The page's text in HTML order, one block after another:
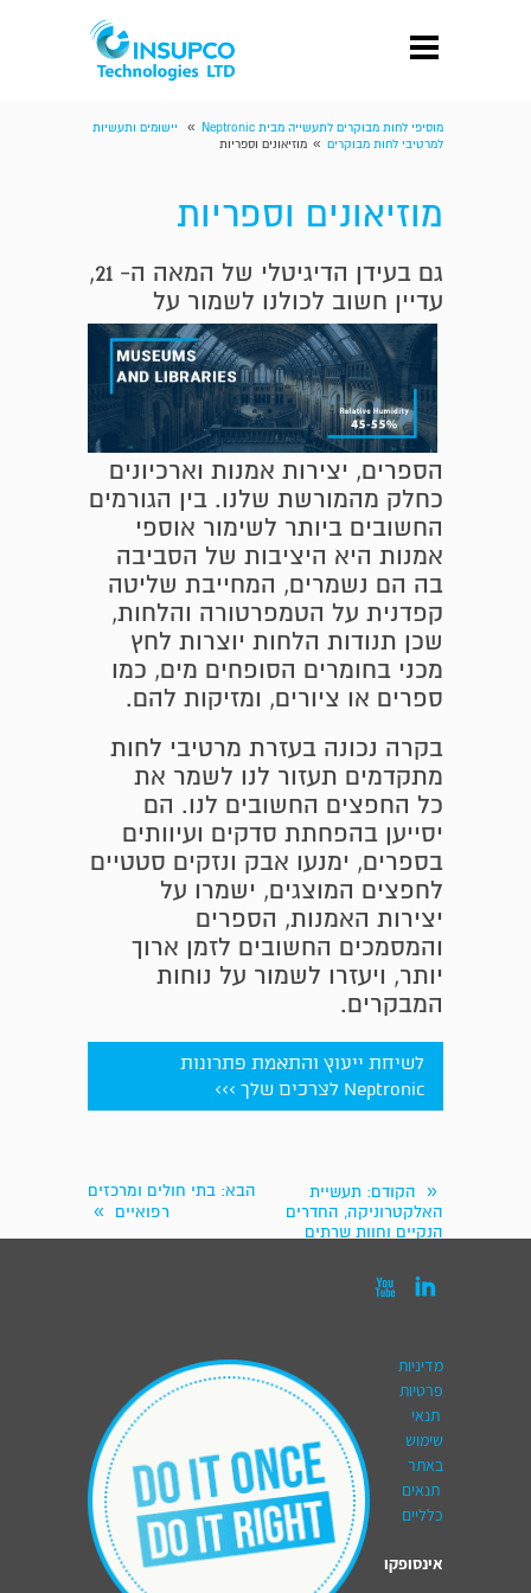
מוסיפי לחות מבוקרים לתעשייה מבית Neptronic »
יישומים ותעשיות
למרטיבי לחות מבוקרים » מוזיאונים וספריות
מוזיאונים וספריות
גם בעידן הדיגיטלי של המאה ה- 21,
עדיין חשוב לכולנו לשמור על
הספרים, יצירות אמנות וארכיונים
כחלק מהמורשת שלנו. בין הגורמים
החשובים ביותר לשימור אוספי
אמנות היא היציבות של הסביבה
בה הם נשמרים, המחייבת שליטה
קפדנית על הטמפרטורה והלחות,
שכן תנודות הלחות יוצרות לחץ
מכני בחומרים הסופחים מים, כמו
ספרים או ציורים, ומזיקות להם.
בקרה נכונה בעזרת מרטיבי לחות
מתקדמים תעזור לנו לשמר את
כל החפצים החשובים לנו. הם
יסייען בהפחתת סדקים ועיוותים
בספרים, ימנעו אבק ונזקים סטטיים
לחפצים המוצגים, ישמרו על
יצירות האמנות, הספרים
והמסמכים החשובים לזמן ארוך
יותר, ויעזרו לשמור על נוחות
המבקרים.
לשיחת ייעוץ והתאמת פתרונות
Neptronic לצרכים שלך >>>
« הקודם: תעשיית
האלקטרוניקה, החדרים
הנקיים וחוות שרתים
הבא: בתי חולים ומרכזים
רפואיים »
 
מדיניות
פרטיות
תנאי
שימוש
באתר
תנאים
כלליים
אינסופקו